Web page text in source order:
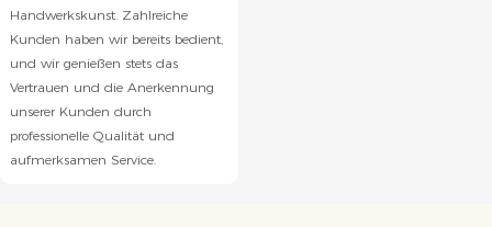
Handwerkskunst. Zahlreiche
Kunden haben wir bereits bedient,
und wir genießen stets das
Vertrauen und die Anerkennung
unserer Kunden durch
professionelle Qualität und
aufmerksamen Service.